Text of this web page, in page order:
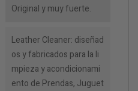
Original y muy fuerte.
Leather Cleaner: diseñad
os y fabricados para la li
mpieza y acondicionami
ento de Prendas, Juguet